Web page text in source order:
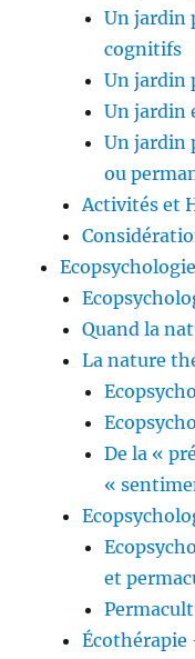
Un jardin
cognitifs
Un jardin
Un jardin
Un jardin
ou
Activités et
Ecopsychologie
Quand la
La nature
De la «
«
et
Écothérapie